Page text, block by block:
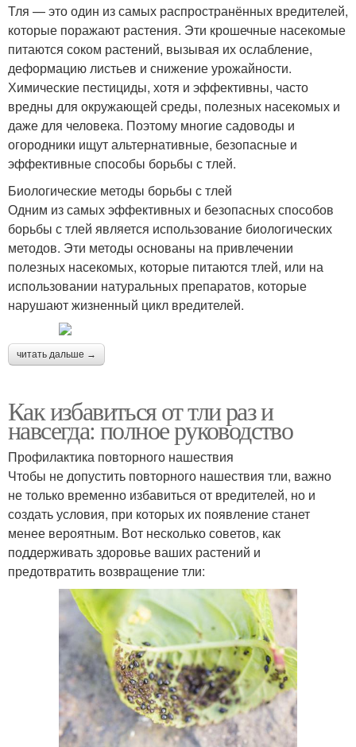
Тля — это один из самых распространённых вредителей,
которые поражают растения. Эти крошечные насекомые
питаются соком растений, вызывая их ослабление,
деформацию листьев и снижение урожайности.
Химические пестициды, хотя и эффективны, часто
вредны для окружающей среды, полезных насекомых и
даже для человека. Поэтому многие садоводы и
огородники ищут альтернативные, безопасные и
эффективные способы борьбы с тлей.
Биологические методы борьбы с тлей
Одним из самых эффективных и безопасных способов
борьбы с тлей является использование биологических
методов. Эти методы основаны на привлечении
полезных насекомых, которые питаются тлей, или на
использовании натуральных препаратов, которые
нарушают жизненный цикл вредителей.
читать дальше →
Как избавиться от тли раз и
навсегда: полное руководство
Профилактика повторного нашествия
Чтобы не допустить повторного нашествия тли, важно
не только временно избавиться от вредителей, но и
создать условия, при которых их появление станет
менее вероятным. Вот несколько советов, как
поддерживать здоровье ваших растений и
предотвратить возвращение тли: